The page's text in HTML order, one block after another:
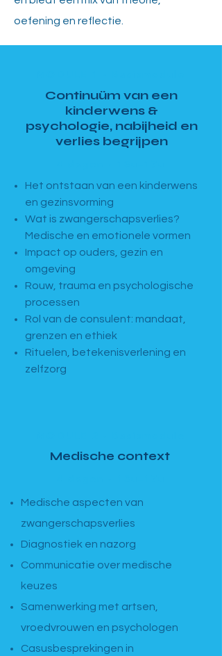
oefening en reflectie.
Continuüm van een
kinderwens &
psychologie, nabijheid en
verlies begrijpen
Het ontstaan van een kinderwens
en gezinsvorming
Wat is zwangerschapsverlies?
Medische en emotionele vormen
Impact op ouders, gezin en
omgeving
Rouw, trauma en psychologische
processen
Rol van de consulent: mandaat,
grenzen en ethiek
Rituelen, betekenisverlening en
zelfzorg
Medische context
Medische aspecten van
zwangerschapsverlies
Diagnostiek en nazorg
Communicatie over medische
keuzes
Samenwerking met artsen,
vroedvrouwen en psychologen
Casusbesprekingen in